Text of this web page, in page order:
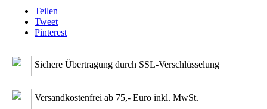
Teilen
Tweet
Pinterest
Sichere Übertragung durch SSL-Verschlüsselung
Versandkostenfrei ab 75,- Euro inkl. MwSt.